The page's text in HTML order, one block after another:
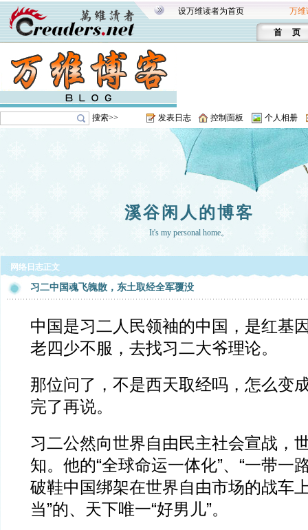
设万维读者为首页 万维
首 页
搜索>> 发表日志 控制面板 个人相册
溪谷闲人的博客
It's my personal home。
网络日志正文
习二中国魂飞魄散，东土取经全军覆没
中国是习二人民领袖的中国，是红基
老四少不服，去找习二大爷理论。
那位问了，不是西天取经吗，怎么变
完了再说。
习二公然向世界自由民主社会宣战，
知。他的“全球命运一体化”、“一带一
破鞋中国绑架在世界自由市场的战车
当”的、天下唯一“好男儿”。